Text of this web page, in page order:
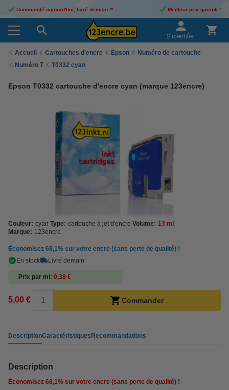
Commandé aujourd'hui, livré demain !* Meilleur prix garanti !
S'identifier
Accueil Cartouches d'encre Epson
Numéro de cartouche
Numéro T
T0332 cyan
Epson T0332 cartouche d'encre cyan (marque 123encre)
Couleur: cyan Type: cartouche à jet d'encre Volume: 13 ml
Marque: 123encre
Économisez 68,1% sur votre encre (sans perte de qualité) !
En stock
Livré demain
Prix par ml 0,38 €
5,00 € Commander
DescriptionCaractéristiquesRecommandations
Description
Économisez 68,1% sur votre encre (sans perte de qualité) !